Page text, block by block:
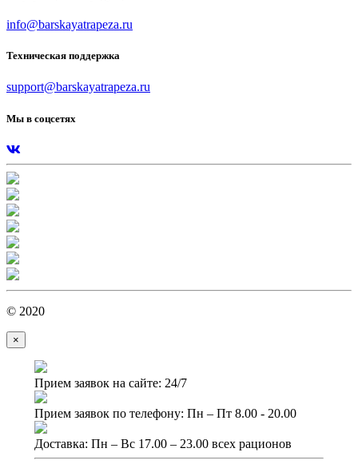
info@barskayatrapeza.ru
Техническая поддержка
support@barskayatrapeza.ru
Мы в соцсетях
© 2020
×
Прием заявок на сайте: 24/7
Прием заявок по телефону: Пн – Пт 8.00 - 20.00
Доставка: Пн – Вс 17.00 – 23.00 всех рационов